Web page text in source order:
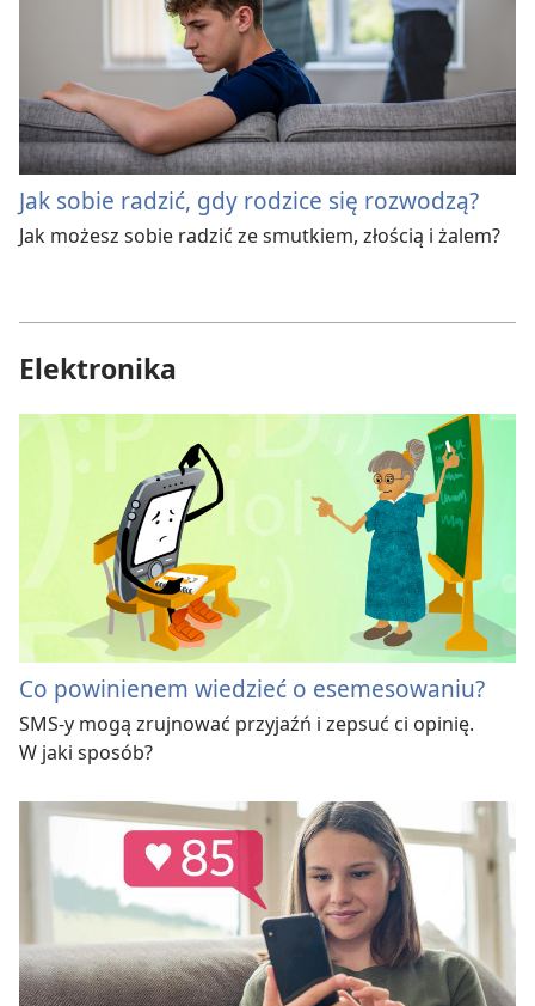
Jak sobie radzić, gdy rodzice się rozwodzą?
Jak możesz sobie radzić ze smutkiem, złością i żalem?
Elektronika
Co powinienem wiedzieć o esemesowaniu?
SMS-y mogą zrujnować przyjaźń i zepsuć ci opinię.
W jaki sposób?